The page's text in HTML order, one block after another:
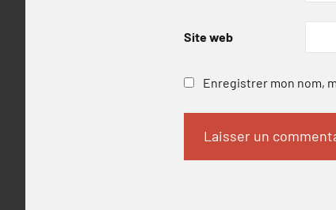
Site web
Enregistrer mon nom,